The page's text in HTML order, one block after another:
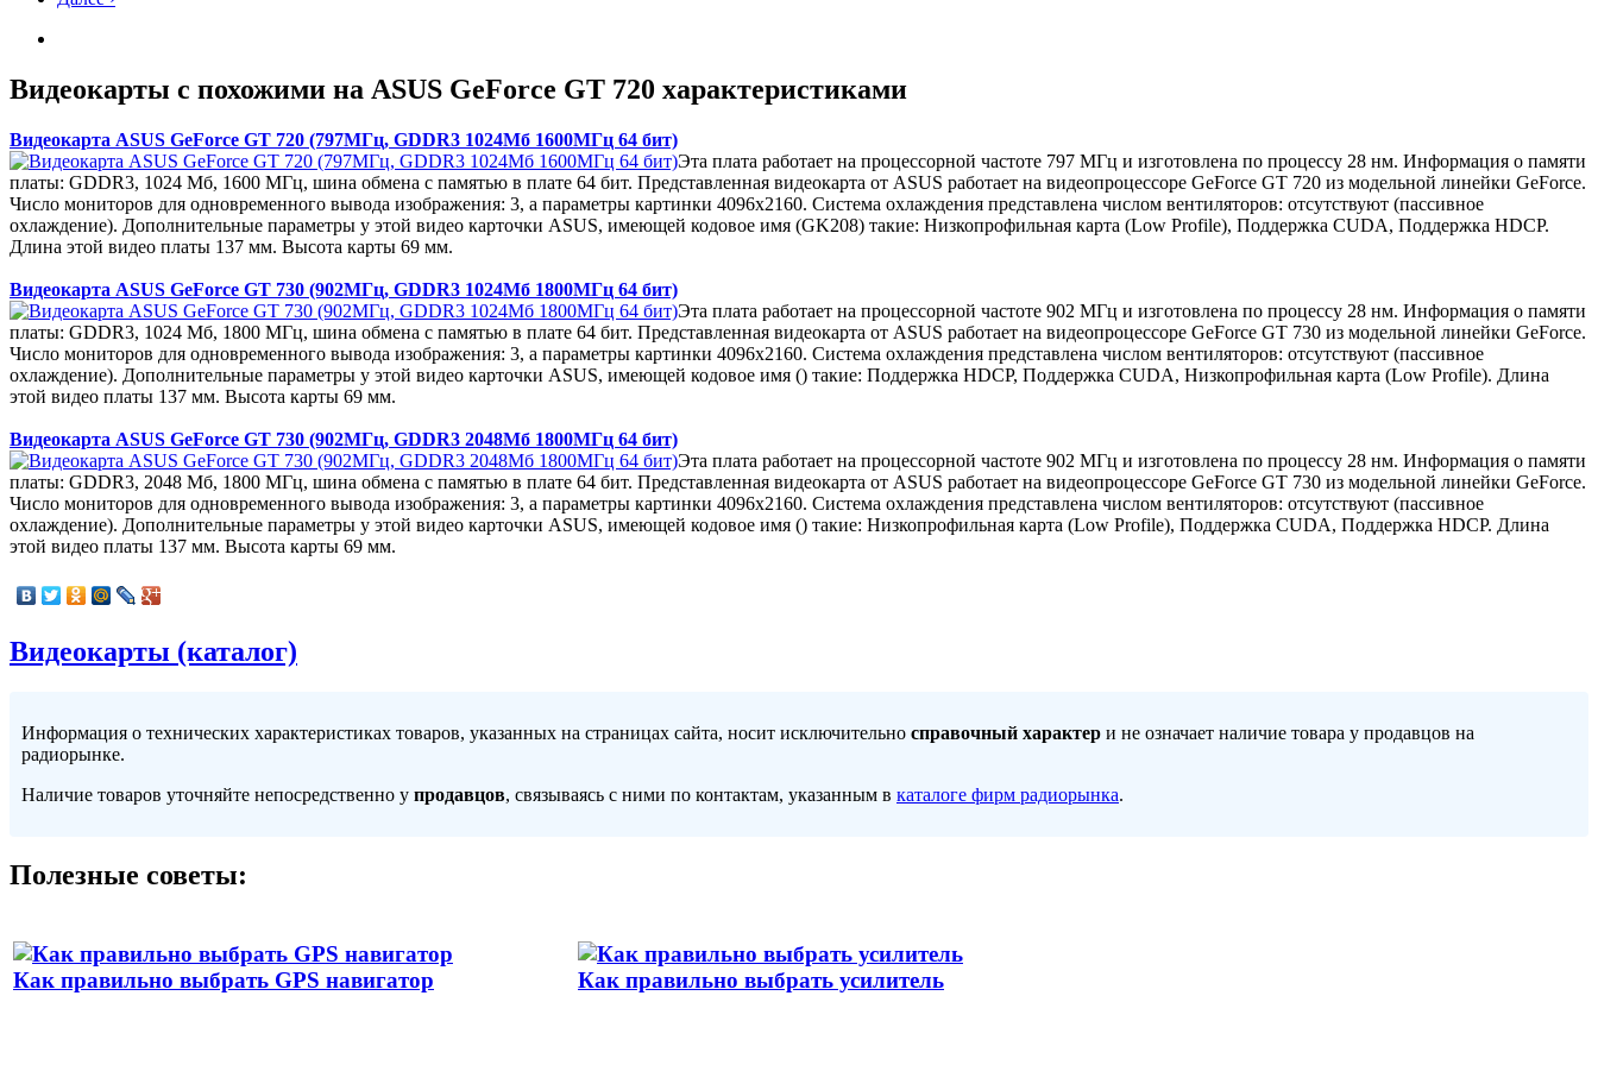
Видеокарты с похожими на ASUS GeForce GT 720 характеристиками
Видеокарта ASUS GeForce GT 720 (797МГц, GDDR3 1024Мб 1600МГц 64 бит)
Эта плата работает на процессорной частоте 797 МГц и изготовлена по процессу 28 нм. Информация о памяти
платы: GDDR3, 1024 Мб, 1600 МГц, шина обмена с памятью в плате 64 бит. Представленная видеокарта от ASUS работает на видеопроцессоре GeForce GT 720 из модельной линейки GeForce.
Число мониторов для одновременного вывода изображения: 3, а параметры картинки 4096x2160. Система охлаждения представлена числом вентиляторов: отсутствуют (пассивное
охлаждение). Дополнительные параметры у этой видео карточки ASUS, имеющей кодовое имя (GK208) такие: Низкопрофильная карта (Low Profile), Поддержка CUDA, Поддержка HDCP.
Длина этой видео платы 137 мм. Высота карты 69 мм.
Видеокарта ASUS GeForce GT 730 (902МГц, GDDR3 1024Мб 1800МГц 64 бит)
Эта плата работает на процессорной частоте 902 МГц и изготовлена по процессу 28 нм. Информация о памяти
платы: GDDR3, 1024 Мб, 1800 МГц, шина обмена с памятью в плате 64 бит. Представленная видеокарта от ASUS работает на видеопроцессоре GeForce GT 730 из модельной линейки GeForce.
Число мониторов для одновременного вывода изображения: 3, а параметры картинки 4096x2160. Система охлаждения представлена числом вентиляторов: отсутствуют (пассивное
охлаждение). Дополнительные параметры у этой видео карточки ASUS, имеющей кодовое имя () такие: Поддержка HDCP, Поддержка CUDA, Низкопрофильная карта (Low Profile). Длина
этой видео платы 137 мм. Высота карты 69 мм.
Видеокарта ASUS GeForce GT 730 (902МГц, GDDR3 2048Мб 1800МГц 64 бит)
Эта плата работает на процессорной частоте 902 МГц и изготовлена по процессу 28 нм. Информация о памяти
платы: GDDR3, 2048 Мб, 1800 МГц, шина обмена с памятью в плате 64 бит. Представленная видеокарта от ASUS работает на видеопроцессоре GeForce GT 730 из модельной линейки GeForce.
Число мониторов для одновременного вывода изображения: 3, а параметры картинки 4096x2160. Система охлаждения представлена числом вентиляторов: отсутствуют (пассивное
охлаждение). Дополнительные параметры у этой видео карточки ASUS, имеющей кодовое имя () такие: Низкопрофильная карта (Low Profile), Поддержка CUDA, Поддержка HDCP. Длина
этой видео платы 137 мм. Высота карты 69 мм.
Видеокарты (каталог)
Информация о технических характеристиках товаров, указанных на страницах сайта, носит исключительно справочный характер и не означает наличие товара у продавцов на
радиорынке.
Наличие товаров уточняйте непосредственно у продавцов, связываясь с ними по контактам, указанным в каталоге фирм радиорынка.
Полезные советы:
Как правильно выбрать GPS навигатор Как правильно выбрать усилитель